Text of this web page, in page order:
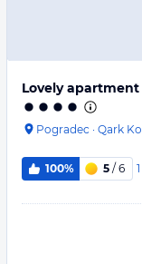
Lovely
Pogradec · Qark
100% 5 / 6 1